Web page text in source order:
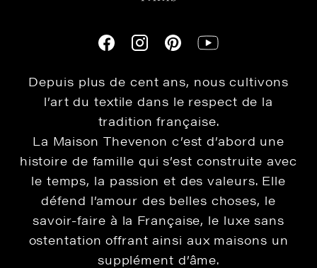
Depuis plus de cent ans, nous cultivons
l’art du textile dans le respect de la
tradition française.
La Maison Thevenon c’est d’abord une
histoire de famille qui s’est construite avec
le temps, la passion et des valeurs. Elle
défend l’amour des belles choses, le
savoir-faire à la Française, le luxe sans
ostentation offrant ainsi aux maisons un
supplément d’âme.